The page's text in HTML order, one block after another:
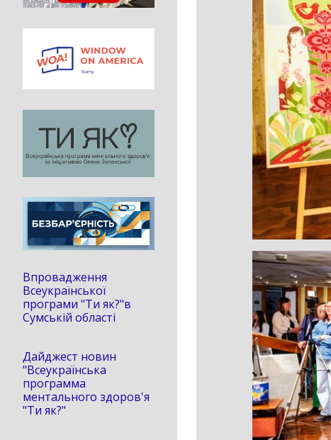
Впровадження
Всеукраїнської
програми "Ти як?"в
Сумській області
Дайджест новин
"Всеукраїнська
программа
ментального здоров'я
"Ти як?"